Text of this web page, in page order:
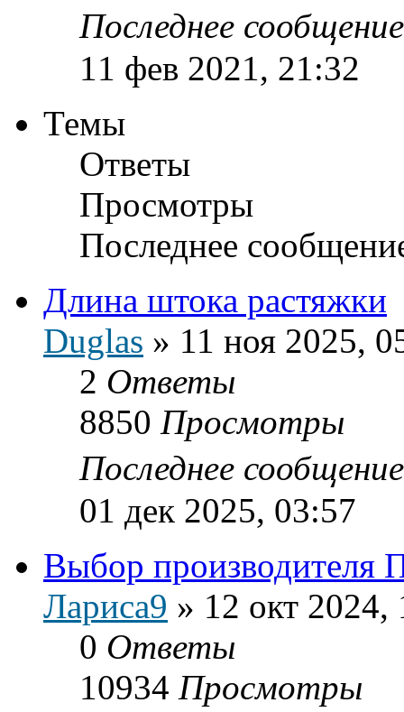
Последнее
11 фев 2021, 21:32
Темы
Ответы
Просмотры
Последнее
Длина штока растяжки
Duglas » 11 ноя 2025,
2 Ответы
8850 Просмотры
Последнее
01 дек 2025, 03:57
Выбор
Лариса9 » 12 окт 2024,
0 Ответы
10934 Просмотры